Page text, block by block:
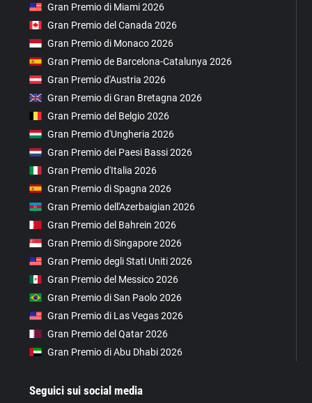
Gran Premio di Miami 2026
Gran Premio del Canada 2026
Gran Premio di Monaco 2026
Gran Premio de Barcelona-Catalunya 2026
Gran Premio d'Austria 2026
Gran Premio di Gran Bretagna 2026
Gran Premio del Belgio 2026
Gran Premio d'Ungheria 2026
Gran Premio dei Paesi Bassi 2026
Gran Premio d'Italia 2026
Gran Premio di Spagna 2026
Gran Premio dell'Azerbaigian 2026
Gran Premio del Bahrein 2026
Gran Premio di Singapore 2026
Gran Premio degli Stati Uniti 2026
Gran Premio del Messico 2026
Gran Premio di San Paolo 2026
Gran Premio di Las Vegas 2026
Gran Premio del Qatar 2026
Gran Premio di Abu Dhabi 2026
Seguici sui social media